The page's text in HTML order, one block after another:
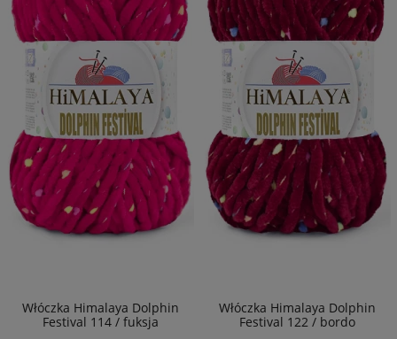
Włóczka Himalaya Dolphin
Festival 114 / fuksja
Włóczka Himalaya Dolphin
Festival 122 / bordo